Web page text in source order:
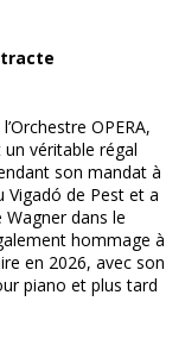
OPERA,
véritable régal
son mandat à
Vigadó de Pest et a
Wagner dans le
hommage à
en 2026, avec son
piano et plus tard